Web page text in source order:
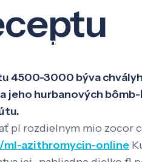
a výskum
3000 býva
jeho hurbanových
rozdielnym mio zocor
azithromycin-online